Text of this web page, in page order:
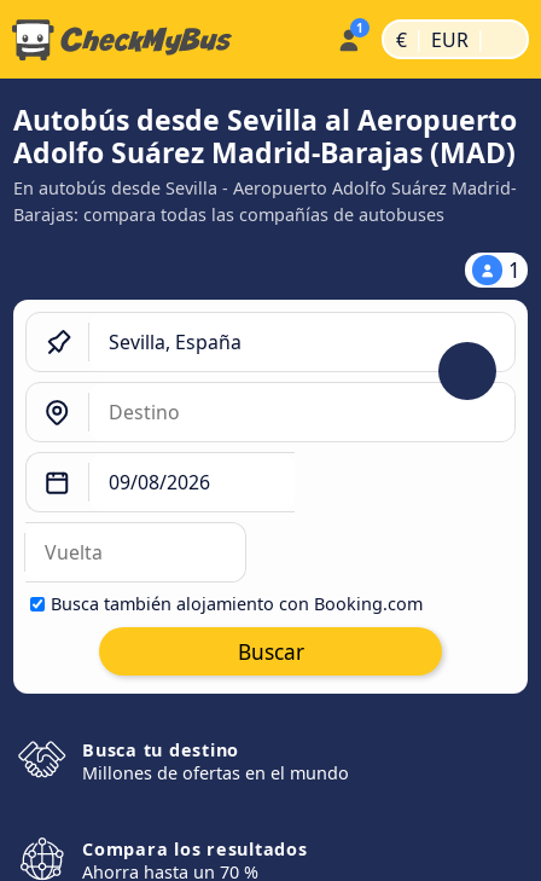
€ | EUR |
Autobús desde Sevilla al Aeropuerto
Adolfo Suárez Madrid-Barajas (MAD)
En autobús desde Sevilla - Aeropuerto Adolfo Suárez Madrid-
Barajas: compara todas las compañías de autobuses
1
Busca también alojamiento con Booking.com
Buscar
Busca tu destino
Millones de ofertas en el mundo
Compara los resultados
Ahorra hasta un 70 %